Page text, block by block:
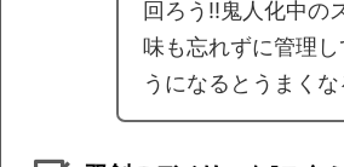
回ろう!!鬼人化中の
味も忘れずに管理
うになるとうまく